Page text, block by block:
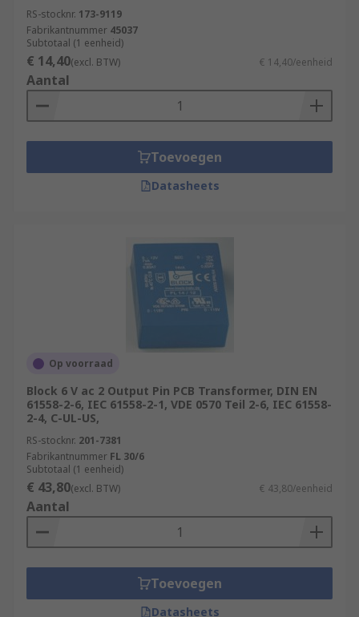
RS-stocknr. 173-9119
Fabrikantnummer 45037
Subtotaal (1 eenheid)
€ 14,40(excl. BTW) € 14,40/eenheid
Aantal
Toevoegen
Datasheets
Op voorraad
Block 6 V ac 2 Output Pin PCB Transformer, DIN EN
61558-2-6, IEC 61558-2-1, VDE 0570 Teil 2-6, IEC 61558-
2-4, C-UL-US,
RS-stocknr. 201-7381
Fabrikantnummer FL 30/6
Subtotaal (1 eenheid)
€ 43,80(excl. BTW) € 43,80/eenheid
Aantal
Toevoegen
Datasheets